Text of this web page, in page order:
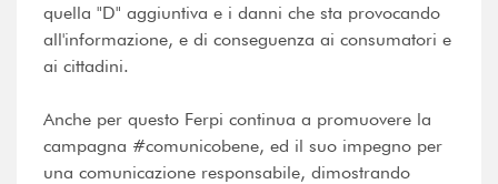
quella "D" aggiuntiva e i danni che sta provocando
all'informazione, e di conseguenza ai consumatori e
ai cittadini.
Anche per questo Ferpi continua a promuovere la
campagna #comunicobene, ed il suo impegno per
una comunicazione responsabile, dimostrando